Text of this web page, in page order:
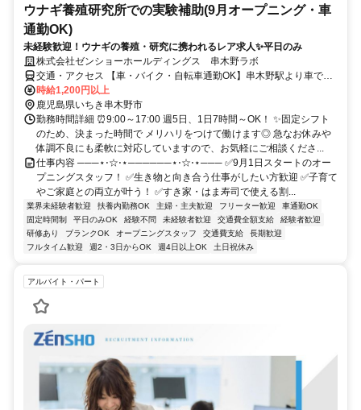
ウナギ養殖研究所での実験補助(9月オープニング・車
通勤OK)
未経験歓迎！ウナギの養殖・研究に携われるレア求人✨平日のみ
株式会社ゼンショーホールディングス 串木野ラボ
交通・アクセス 【車・バイク・自転車通勤OK】串木野駅より車で6
分
時給1,200円以上
鹿児島県いちき串木野市
勤務時間詳細 ⏰9:00～17:00 週5日、1日7時間～OK！ ✨固定シフト
のため、決まった時間で メリハリをつけて働けます◎ 急なお休みや
体調不良にも柔軟に対応していますので、お気軽にご相談くださ...
仕事内容 ───⋆⋅☆⋅⋆──────⋆⋅☆⋅⋆─── ✅9月1日スタートのオー
プニングスタッフ！ ✅生き物と向き合う仕事がしたい方歓迎 ✅子育て
やご家庭との両立が叶う！ ✅すき家・はま寿司で使える割...
業界未経験者歓迎 扶養内勤務OK 主婦・主夫歓迎 フリーター歓迎
車通勤OK
固定時間制
平日のみOK 経験不問 未経験者歓迎 交通費全額支給
経験者歓迎
研修あり
ブランクOK オープニングスタッフ 交通費支給
長期歓迎
フルタイム歓迎
週2・3日からOK 週4日以上OK 土日祝休み
アルバイト・パート